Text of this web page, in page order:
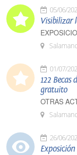
05/06/
Visibilizar
01/07/
122 Becas
gratuito
OTRAS
26/06/